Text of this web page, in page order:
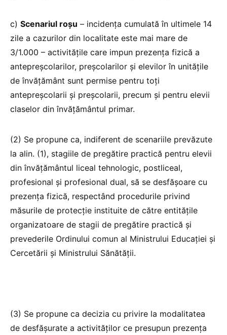
c) Scenariul roșu – incidența cumulată în ultimele 14
zile a cazurilor din localitate este mai mare de
3/1.000 – activitățile care impun prezența fizică a
antepreșcolarilor, preșcolarilor și elevilor în unitățile
de învățământ sunt permise pentru toți
antepreșcolarii și preșcolarii, precum și pentru elevii
claselor din învățământul primar.
(2) Se propune ca, indiferent de scenariile prevăzute
la alin. (1), stagiile de pregătire practică pentru elevii
din învățământul liceal tehnologic, postliceal,
profesional și profesional dual, să se desfășoare cu
prezența fizică, respectând procedurile privind
măsurile de protecție instituite de către entitățile
organizatoare de stagii de pregătire practică și
prevederile Ordinului comun al Ministrului Educației și
Cercetării și Ministrului Sănătății.
(3) Se propune ca decizia cu privire la modalitatea
de desfășurate a activităților ce presupun prezența